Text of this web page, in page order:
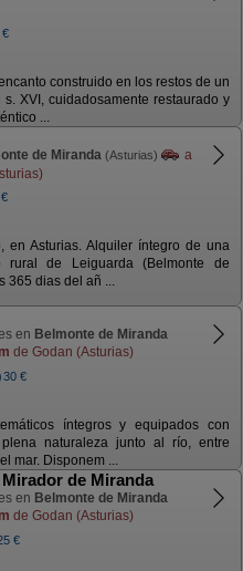
€
construido en los restos de un
XVI, cuidadosamente restaurado y
...
de Miranda (Asturias)
a
en Asturias. Alquiler íntegro de una
de Leiguarda (Belmonte de
365 dias del añ ...
en Belmonte de Miranda
de Godan (Asturias)
30 €
íntegros y equipados con
naturaleza junto al río, entre
mar. Disponem ...
de Miranda
en Belmonte de Miranda
de Godan (Asturias)
€